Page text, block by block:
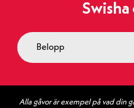
Swisha
Alla gåvor är exempel på vad din